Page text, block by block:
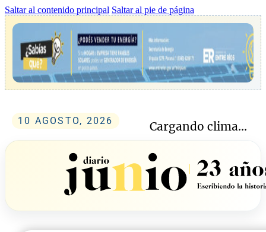
Saltar al contenido principal Saltar al pie de página
10 AGOSTO, 2026 Cargando clima...